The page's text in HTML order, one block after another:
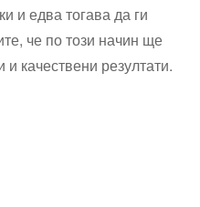
и едва тогава да ги
че по този начин ще
качествени резултати.